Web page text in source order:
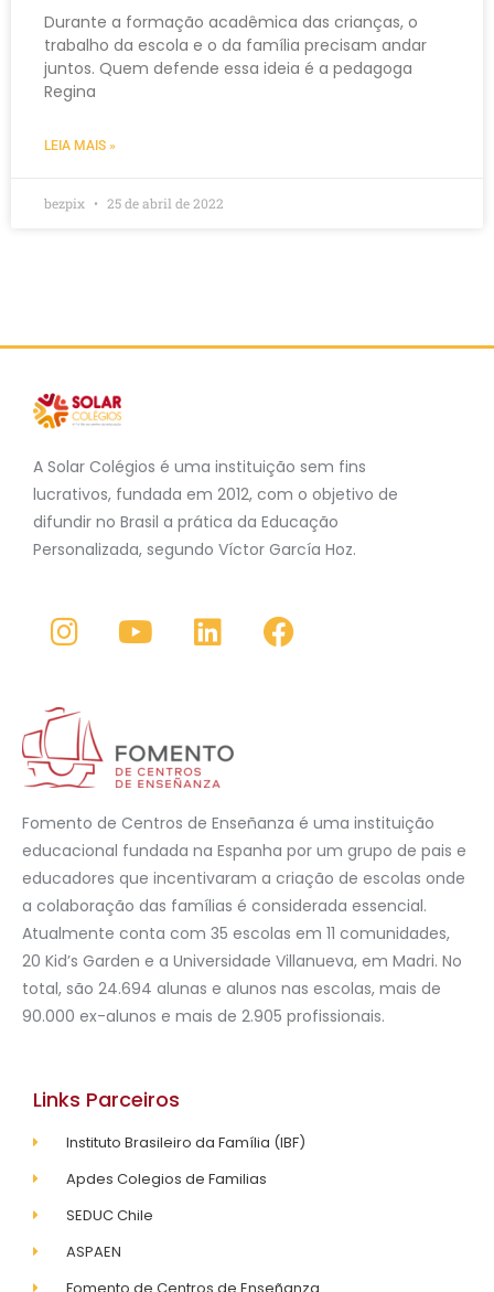
Durante a formação acadêmica das crianças, o
trabalho da escola e o da família precisam andar
juntos. Quem defende essa ideia é a pedagoga
Regina
LEIA MAIS »
bezpix 25 de abril de 2022
A Solar Colégios é uma instituição sem fins
lucrativos, fundada em 2012, com o objetivo de
difundir no Brasil a prática da Educação
Personalizada, segundo Víctor García Hoz.
Fomento de Centros de Enseñanza é uma instituição
educacional fundada na Espanha por um grupo de pais e
educadores que incentivaram a criação de escolas onde
a colaboração das famílias é considerada essencial.
Atualmente conta com 35 escolas em 11 comunidades,
20 Kid’s Garden e a Universidade Villanueva, em Madri. No
total, são 24.694 alunas e alunos nas escolas, mais de
90.000 ex-alunos e mais de 2.905 profissionais.
Links Parceiros
Instituto Brasileiro da Família (IBF)
Apdes Colegios de Familias
SEDUC Chile
ASPAEN